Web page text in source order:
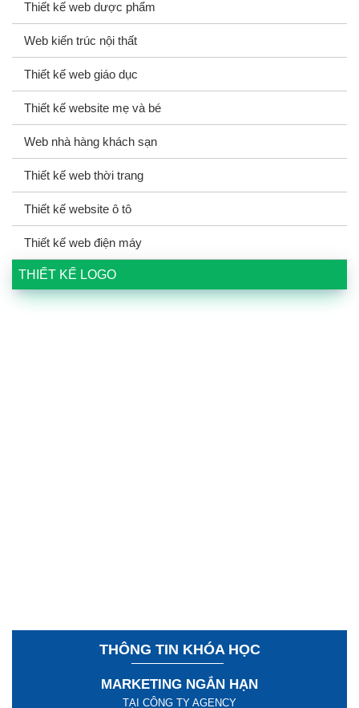
Thiết kế web dược phẩm
Web kiến trúc nội thất
Thiết kế web giáo dục
Thiết kế website mẹ và bé
Web nhà hàng khách sạn
Thiết kế web thời trang
Thiết kế website ô tô
Thiết kế web điện máy
THIẾT KẾ LOGO
THÔNG TIN KHÓA HỌC
MARKETING NGẮN HẠN
TẠI CÔNG TY AGENCY